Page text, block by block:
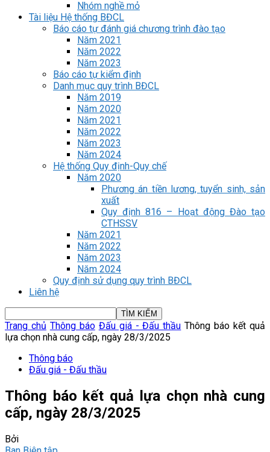
Nhóm nghề mỏ
Tài liệu Hệ thống BĐCL
Báo cáo tự đánh giá chương trình đào tạo
Năm 2021
Năm 2022
Năm 2023
Báo cáo tự kiểm định
Danh mục quy trình BĐCL
Năm 2019
Năm 2020
Năm 2021
Năm 2022
Năm 2023
Năm 2024
Hệ thống Quy định-Quy chế
Năm 2020
Phương án tiền lương, tuyển sinh, sản
xuất
Quy định 816 – Hoạt động Đào tạo
CTHSSV
Năm 2021
Năm 2022
Năm 2023
Năm 2024
Quy định sử dụng quy trình BĐCL
Liên hệ
Trang chủ Thông báo Đấu giá - Đấu thầu Thông báo kết quả
lựa chọn nhà cung cấp, ngày 28/3/2025
Thông báo
Đấu giá - Đấu thầu
Thông báo kết quả lựa chọn nhà cung
cấp, ngày 28/3/2025
Bởi